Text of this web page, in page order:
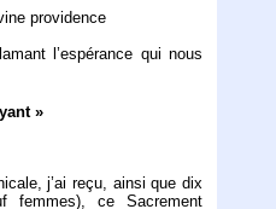
providence
l’espérance qui nous
»
j’ai reçu, ainsi que dix
femmes), ce Sacrement